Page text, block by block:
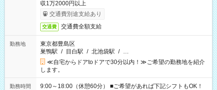
収1万2000円以上
交通費別途支給あり
交通費 交通費全額支給
勤務地
東京都豊島区
巣鴨駅 / 目白駅 / 北池袋駅 / …
≪自宅からドアtoドアで30分以内！≫ご希望の勤務地を紹介
します。
勤務時間
9:00～18:00（休憩60分） ■ご希望があれば下記シフトもOK！